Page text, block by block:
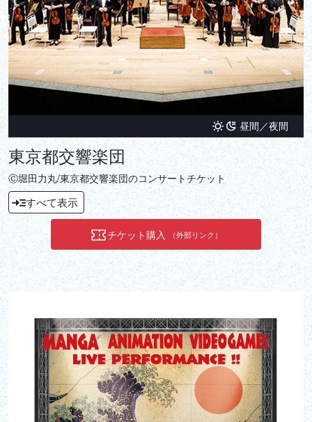
昼間／夜間
東京都交響楽団
Ⓒ堀田力丸/東京都交響楽団のコンサートチケット
すべて表示
チケット購入 （外部リンク）